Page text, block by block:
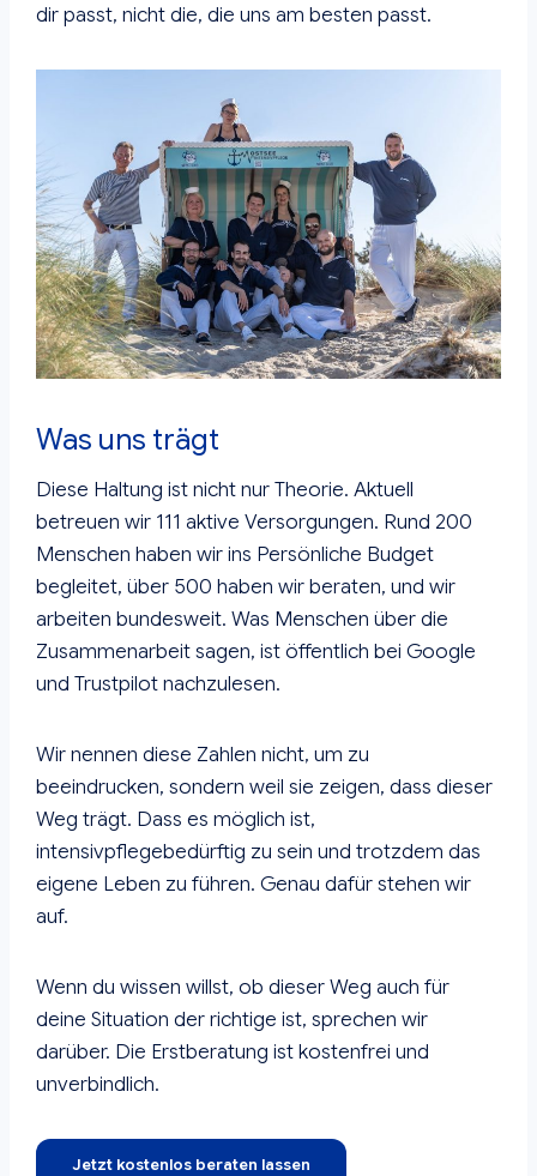
dir passt, nicht die, die uns am besten passt.
Was uns trägt
Diese Haltung ist nicht nur Theorie. Aktuell
betreuen wir 111 aktive Versorgungen. Rund 200
Menschen haben wir ins Persönliche Budget
begleitet, über 500 haben wir beraten, und wir
arbeiten bundesweit. Was Menschen über die
Zusammenarbeit sagen, ist öffentlich bei Google
und Trustpilot nachzulesen.
Wir nennen diese Zahlen nicht, um zu
beeindrucken, sondern weil sie zeigen, dass dieser
Weg trägt. Dass es möglich ist,
intensivpflegebedürftig zu sein und trotzdem das
eigene Leben zu führen. Genau dafür stehen wir
auf.
Wenn du wissen willst, ob dieser Weg auch für
deine Situation der richtige ist, sprechen wir
darüber. Die Erstberatung ist kostenfrei und
unverbindlich.
Jetzt kostenlos beraten lassen